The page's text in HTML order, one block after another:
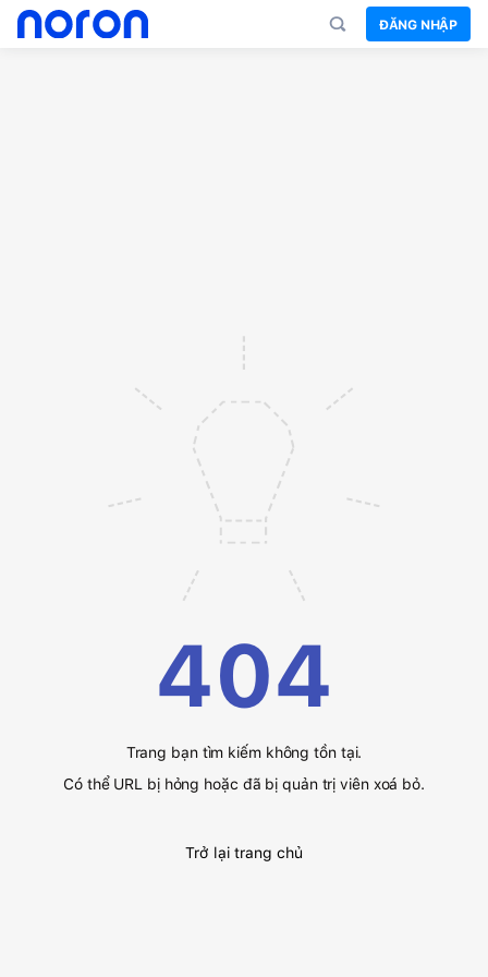
ĐĂNG NHẬP
404
Trang bạn tìm kiếm không tồn tại.
Có thể URL bị hỏng hoặc đã bị quản trị viên xoá bỏ.
Trở lại trang chủ